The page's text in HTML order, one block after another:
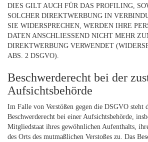
DIES GILT AUCH FÜR DAS PROFILING,
SOLCHER DIREKTWERBUNG IN
SIE WIDERSPRECHEN, WERDEN IHRE
DATEN ANSCHLIESSEND NICHT MEHR
DIREKTWERBUNG VERWENDET
ABS. 2 DSGVO).
Beschwerde­recht bei der
Aufsichts­behörde
Im Falle von Verstößen gegen die DSGVO steht
Beschwerderecht bei einer Aufsichtsbehörde,
Mitgliedstaat ihres gewöhnlichen Aufenthalts,
des Orts des mutmaßlichen Verstoßes zu. Das